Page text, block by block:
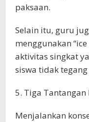
paksaan.
Selain itu, guru
menggunakan
aktivitas singkat
siswa tidak
5. Tiga
Menjalankan